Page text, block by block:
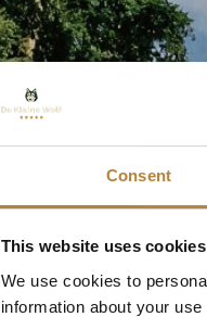
Consent
This website uses cookies
We use cookies to
information about your